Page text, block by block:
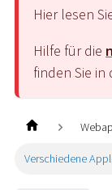
Hier lesen
Hilfe für die
finden Sie in
Verschiedene